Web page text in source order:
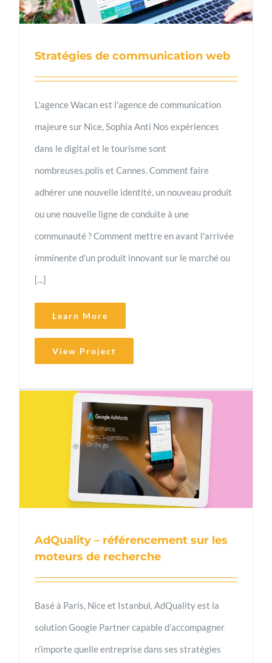
Stratégies de communication web
L'agence Wacan est l'agence de communication
majeure sur Nice, Sophia Anti Nos expériences
dans le digital et le tourisme sont
nombreuses.polis et Cannes. Comment faire
adhérer une nouvelle identité, un nouveau produit
ou une nouvelle ligne de conduite à une
communauté ? Comment mettre en avant l'arrivée
imminente d'un produit innovant sur le marché ou
[...]
Learn More
View Project
AdQuality – référencement sur les
moteurs de recherche
Basé à Paris, Nice et Istanbul, AdQuality est la
solution Google Partner capable d’accompagner
n’importe quelle entreprise dans ses stratégies